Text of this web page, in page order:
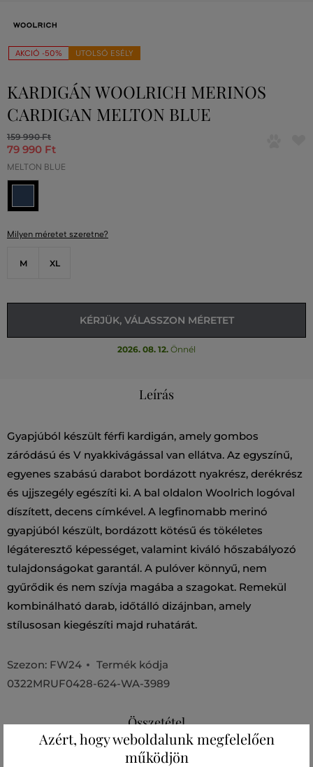
AKCIÓ -50% UTOLSÓ ESÉLY
KARDIGÁN WOOLRICH MERINOS
CARDIGAN MELTON BLUE
159 990 Ft
79 990 Ft
MELTON BLUE
Milyen méretet szeretne?
M XL
KÉRJÜK, VÁLASSZON MÉRETET
2026. 08. 12. Önnél
Leírás
Gyapjúból készült férfi kardigán, amely gombos
záródású és V nyakkivágással van ellátva. Az egyszínű,
egyenes szabású darabot bordázott nyakrész, derékrész
és ujjszegély egészíti ki. A bal oldalon Woolrich logóval
díszített, decens címkével. A legfinomabb merinó
gyapjúból készült, bordázott kötésű és tökéletes
légáteresztő képességet, valamint kiváló hőszabályozó
tulajdonságokat garantál. A pulóver könnyű, nem
gyűrődik és nem szívja magába a szagokat. Remekül
kombinálható darab, időtálló dizájnban, amely
stílusosan kiegészíti majd ruhatárát.
Szezon: FW24
Termék kódja
0322MRUF0428-624-WA-3989
Összetétel
Azért, hogy weboldalunk megfelelően
működjön